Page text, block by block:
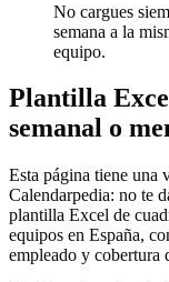
No cargues
semana a la
equipo.
Plantilla
semanal o
Esta página tiene una
Calendarpedia: no te
plantilla Excel de
equipos en España,
empleado y cobertura